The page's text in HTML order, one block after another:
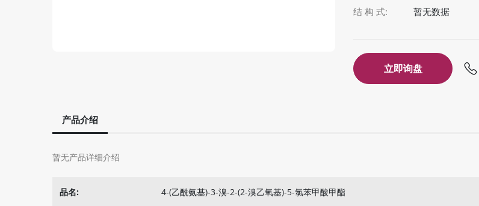
结 构 式: 暂无数据
立即询盘
产品介绍
暂无产品详细介绍
品名: 4-(乙酰氨基)-3-溴-2-(2-溴乙氧基)-5-氯苯甲酸甲酯